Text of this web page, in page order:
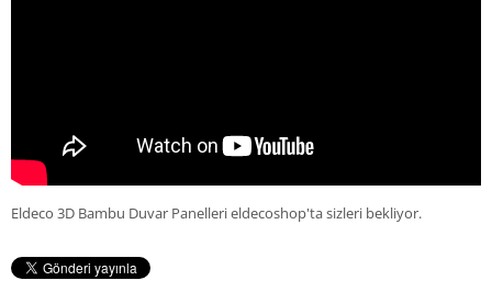
Eldeco 3D Bambu Duvar Panelleri eldecoshop'ta sizleri bekliyor.